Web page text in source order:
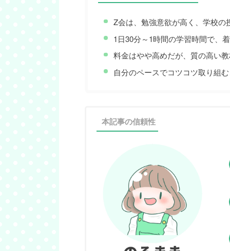
Z会は、勉強意欲が高く、学校
1日30分～1時間の学習時間で、
料金はやや高めだが、質の高い
自分のペースでコツコツ取り組
本記事の信頼性